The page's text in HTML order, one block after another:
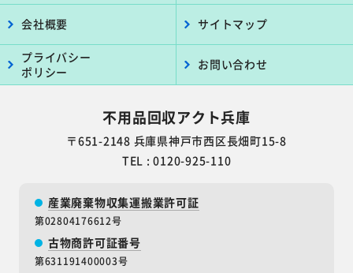
会社概要 サイトマップ
プライバシー
ポリシー
お問い合わせ
不用品回収アクト兵庫
〒651-2148 兵庫県神戸市西区長畑町15-8
TEL : 0120-925-110
産業廃棄物収集運搬業許可証
第02804176612号
古物商許可証番号
第631191400003号